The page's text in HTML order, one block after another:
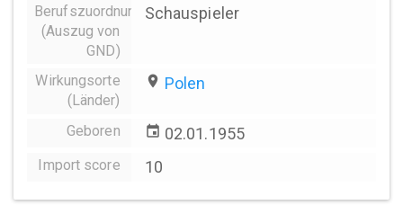
Berufszuordnungen
(Auszug von
GND)
Schauspieler
Wirkungsorte
(Länder)
place Polen
Geboren event 02.01.1955
Import score 10